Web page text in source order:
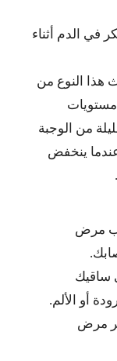
الدم أثناء
هذا النوع من
من الوجبة
ينخفض
مرض
ساقيك
أو الألم.
مرض